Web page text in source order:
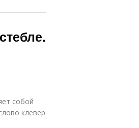
собой
клевер